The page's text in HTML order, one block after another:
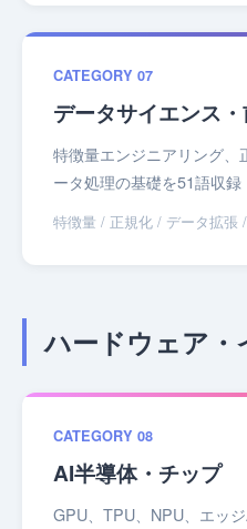
CATEGORY 07
データサイエンス
特徴量エンジニアリング
ータ処理の基礎を51語収録
特徴量 / 正規化 / データ拡張
ハードウェア・
CATEGORY 08
AI半導体・チップ
GPU、TPU、NPU、エッ